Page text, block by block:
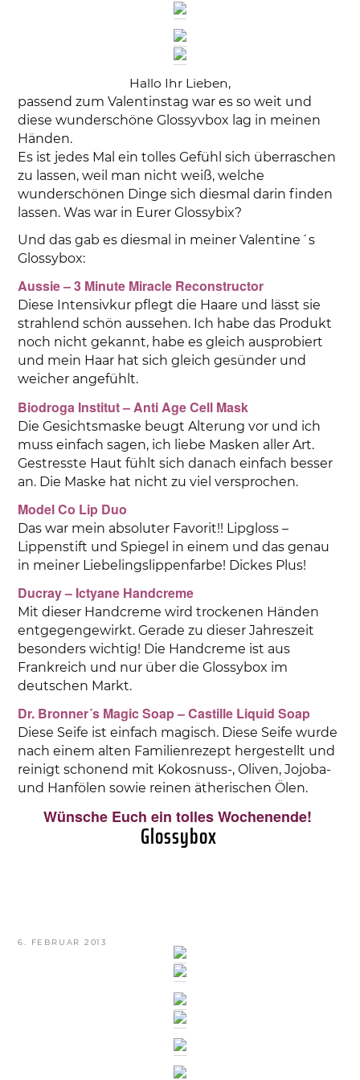
Hallo Ihr Lieben,
passend zum Valentinstag war es so weit und
diese wunderschöne Glossyvbox lag in meinen
Händen.
Es ist jedes Mal ein tolles Gefühl sich überraschen
zu lassen, weil man nicht weiß, welche
wunderschönen Dinge sich diesmal darin finden
lassen. Was war in Eurer Glossybix?
Und das gab es diesmal in meiner Valentine´s
Glossybox:
Aussie – 3 Minute Miracle Reconstructor
Diese Intensivkur pflegt die Haare und lässt sie
strahlend schön aussehen. Ich habe das Produkt
noch nicht gekannt, habe es gleich ausprobiert
und mein Haar hat sich gleich gesünder und
weicher angefühlt.
Biodroga Institut – Anti Age Cell Mask
Die Gesichtsmaske beugt Alterung vor und ich
muss einfach sagen, ich liebe Masken aller Art.
Gestresste Haut fühlt sich danach einfach besser
an. Die Maske hat nicht zu viel versprochen.
Model Co Lip Duo
Das war mein absoluter Favorit!! Lipgloss –
Lippenstift und Spiegel in einem und das genau
in meiner Liebelingslippenfarbe! Dickes Plus!
Ducray – Ictyane Handcreme
Mit dieser Handcreme wird trockenen Händen
entgegengewirkt. Gerade zu dieser Jahreszeit
besonders wichtig! Die Handcreme ist aus
Frankreich und nur über die Glossybox im
deutschen Markt.
Dr. Bronner´s Magic Soap – Castille Liquid Soap
Diese Seife ist einfach magisch. Diese Seife wurde
nach einem alten Familienrezept hergestellt und
reinigt schonend mit Kokosnuss-, Oliven, Jojoba-
und Hanfölen sowie reinen ätherischen Ölen.
Wünsche Euch ein tolles Wochenende!
VERÖFFENTLICHT
6. FEBRUAR 2013
Glossybox